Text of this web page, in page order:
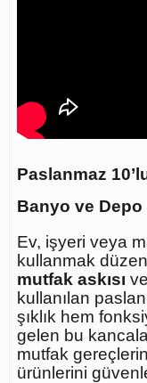
Paslanmaz
Banyo ve
Ev, işyeri veya
kullanmak
mutfak askısı ve
kullanılan
şıklık hem
gelen bu
mutfak
ürünlerini